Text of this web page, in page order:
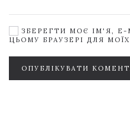
ЗБЕРЕГТИ МОЄ ІМ'Я, E-
ЦЬОМУ БРАУЗЕРІ ДЛЯ
ОПУБЛІКУВАТИ